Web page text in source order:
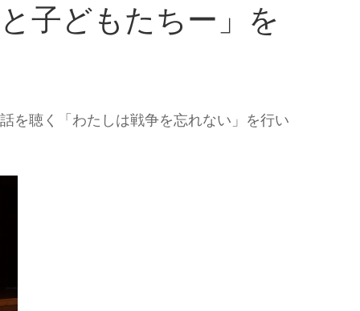
子どもたちー」を
を聴く「わたしは戦争を忘れない」を行い